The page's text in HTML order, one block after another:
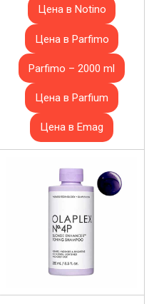
Цена в Notino
Цена в Parfimo
Parfimo – 2000 ml
Цена в Parfium
Цена в Emag